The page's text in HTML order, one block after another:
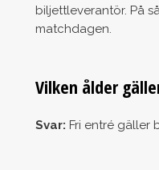
biljettleverantör. På
matchdagen.
Vilken ålder
Svar: Fri entré gäller